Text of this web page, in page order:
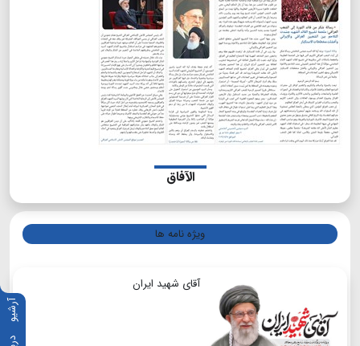
آرشیو
الآفاق
ویژه نامه ها
آقای شهید ایران